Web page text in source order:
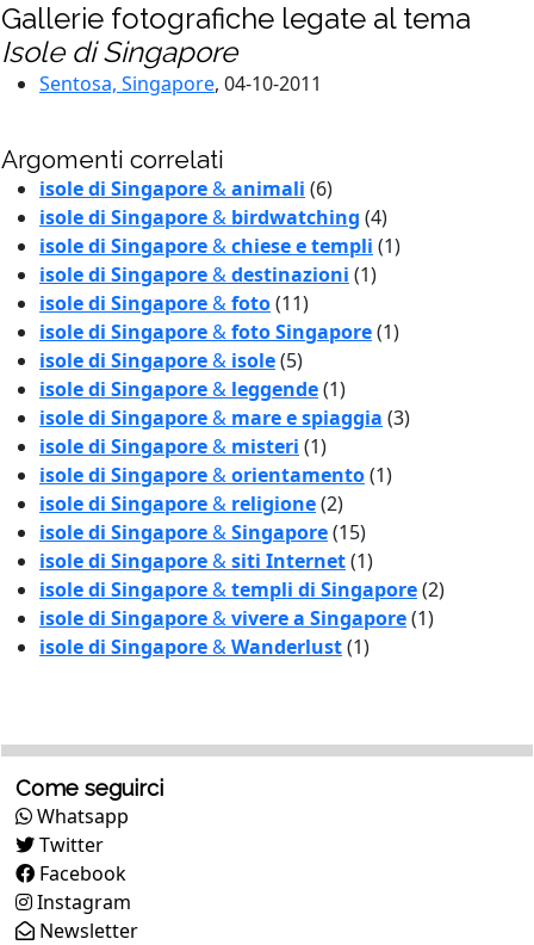
Gallerie fotografiche legate al tema
Isole di Singapore
Sentosa, Singapore, 04-10-2011
Argomenti correlati
isole di Singapore&animali (6)
isole di Singapore& birdwatching (4)
isole di Singapore&chiese e templi (1)
isole di Singapore&destinazioni (1)
isole di Singapore&foto(11)
isole di Singapore&foto Singapore(1)
isole di Singapore& isole(5)
isole di Singapore& leggende(1)
isole di Singapore& mare e spiaggia (3)
isole di Singapore& misteri (1)
isole di Singapore&orientamento(1)
isole di Singapore& religione(2)
isole di Singapore&Singapore(15)
isole di Singapore&siti Internet(1)
isole di Singapore&templi di Singapore(2)
isole di Singapore&vivere a Singapore(1)
isole di Singapore&Wanderlust(1)
Come seguirci
Whatsapp
Twitter
Facebook
Instagram
Newsletter